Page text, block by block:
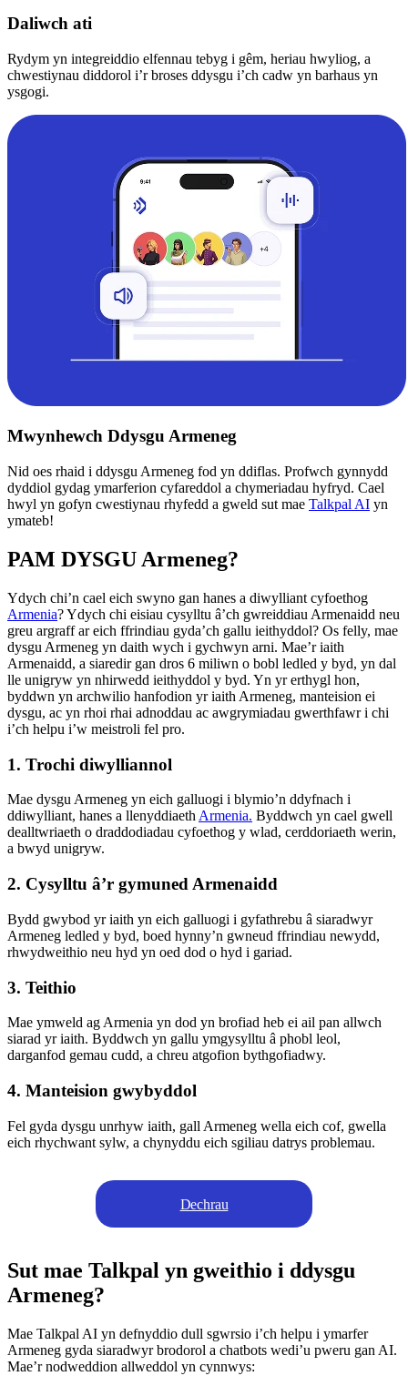
Daliwch ati
Rydym yn integreiddio elfennau tebyg i gêm, heriau hwyliog, a
chwestiynau diddorol i’r broses ddysgu i’ch cadw yn barhaus yn
ysgogi.
Mwynhewch Ddysgu Armeneg
Nid oes rhaid i ddysgu Armeneg fod yn ddiflas. Profwch gynnydd
dyddiol gydag ymarferion cyfareddol a chymeriadau hyfryd. Cael
hwyl yn gofyn cwestiynau rhyfedd a gweld sut mae Talkpal AI yn
ymateb!
PAM DYSGU Armeneg?
Ydych chi’n cael eich swyno gan hanes a diwylliant cyfoethog
Armenia? Ydych chi eisiau cysylltu â’ch gwreiddiau Armenaidd neu
greu argraff ar eich ffrindiau gyda’ch gallu ieithyddol? Os felly, mae
dysgu Armeneg yn daith wych i gychwyn arni. Mae’r iaith
Armenaidd, a siaredir gan dros 6 miliwn o bobl ledled y byd, yn dal
lle unigryw yn nhirwedd ieithyddol y byd. Yn yr erthygl hon,
byddwn yn archwilio hanfodion yr iaith Armeneg, manteision ei
dysgu, ac yn rhoi rhai adnoddau ac awgrymiadau gwerthfawr i chi
i’ch helpu i’w meistroli fel pro.
1. Trochi diwylliannol
Mae dysgu Armeneg yn eich galluogi i blymio’n ddyfnach i
ddiwylliant, hanes a llenyddiaethArmenia. Byddwch yn cael gwell
dealltwriaeth o draddodiadau cyfoethog y wlad, cerddoriaeth werin,
a bwyd unigryw.
2. Cysylltu â’r gymuned Armenaidd
Bydd gwybod yr iaith yn eich galluogi i gyfathrebu â siaradwyr
Armeneg ledled y byd, boed hynny’n gwneud ffrindiau newydd,
rhwydweithio neu hyd yn oed dod o hyd i gariad.
3. Teithio
Mae ymweld ag Armenia yn dod yn brofiad heb ei ail pan allwch
siarad yr iaith. Byddwch yn gallu ymgysylltu â phobl leol,
darganfod gemau cudd, a chreu atgofion bythgofiadwy.
4. Manteision gwybyddol
Fel gyda dysgu unrhyw iaith, gall Armeneg wella eich cof, gwella
eich rhychwant sylw, a chynyddu eich sgiliau datrys problemau.
Dechrau
Sut mae Talkpal yn gweithio i ddysgu
Armeneg?
Mae Talkpal AI yn defnyddio dull sgwrsio i’ch helpu i ymarfer
Armeneg gyda siaradwyr brodorol a chatbots wedi’u pweru gan AI.
Mae’r nodweddion allweddol yn cynnwys: